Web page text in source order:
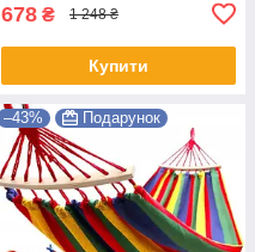
678 ₴ 1 248 ₴
Купити
–43% Подарунок